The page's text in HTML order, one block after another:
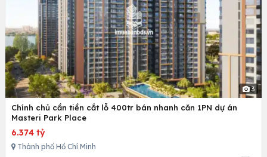
3
Chính chủ cần tiền cắt lỗ 400tr bán nhanh căn 1PN dự án
Masteri Park Place
6.374 tỷ
Thành phố Hồ Chí Minh